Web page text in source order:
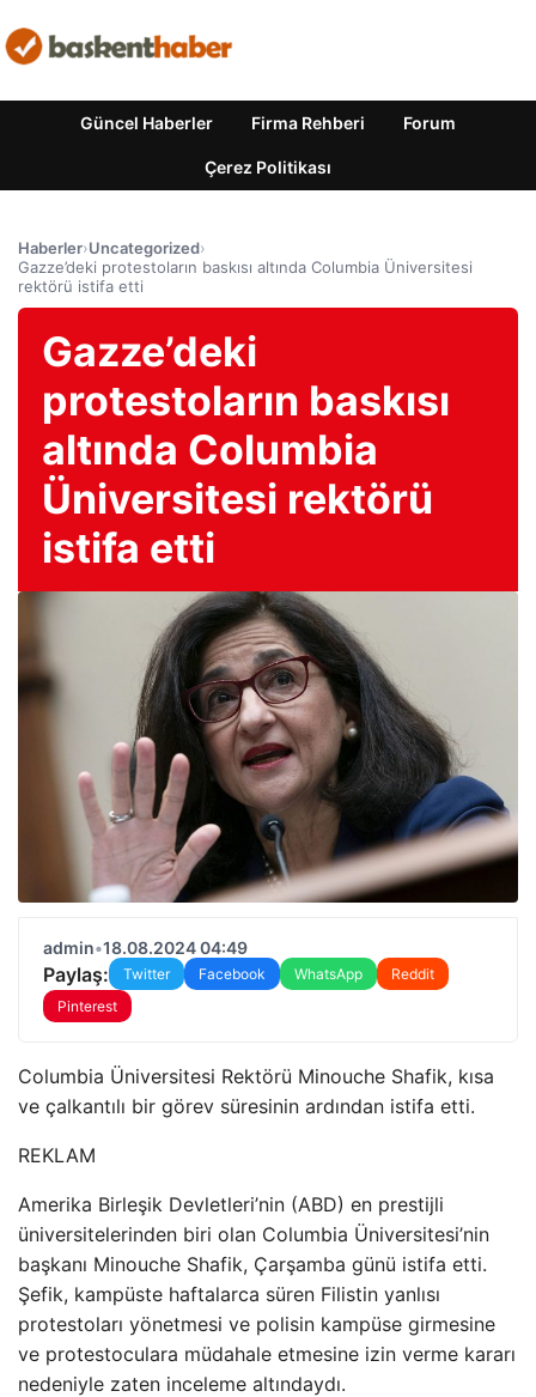
Güncel Haberler Firma Rehberi Forum
Çerez Politikası
Haberler›Uncategorized›
Gazze’deki protestoların baskısı altında Columbia Üniversitesi
rektörü istifa etti
Gazze’deki
protestoların baskısı
altında Columbia
Üniversitesi rektörü
istifa etti
admin•18.08.2024 04:49
Paylaş: Twitter Facebook WhatsApp
Reddit
Pinterest
Columbia Üniversitesi Rektörü Minouche Shafik, kısa
ve çalkantılı bir görev süresinin ardından istifa etti.
REKLAM
Amerika Birleşik Devletleri’nin (ABD) en prestijli
üniversitelerinden biri olan Columbia Üniversitesi’nin
başkanı Minouche Shafik, Çarşamba günü istifa etti.
Şefik, kampüste haftalarca süren Filistin yanlısı
protestoları yönetmesi ve polisin kampüse girmesine
ve protestoculara müdahale etmesine izin verme kararı
nedeniyle zaten inceleme altındaydı.